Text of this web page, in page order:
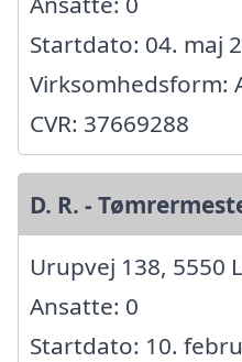
Startdato: 04. maj
Virksomhedsform:
CVR: 37669288
D. R. -
Urupvej 138, 5550
Ansatte: 0
Startdato: 10.